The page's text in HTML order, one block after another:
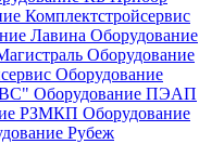
Комплектстройсервис
Лавина Оборудование
Оборудование
Оборудование
Оборудование ПЭАП
РЗМКП Оборудование
Рубеж